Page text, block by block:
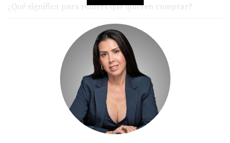
¿Qué significa para renters que quieren comprar?
Escasez de nuevas propiedades para venta: Muy
pocos condos/townhomes nuevos en toda Doral
para ownership.
Mercado de compradores favorable ahora:
Inventario alto en resale/condos existentes, días en
mercado ~86-104, precios negociables (baja leve
YoY ~2-3%).
Mediana de venta total ~$575k; condos/townhomes
$400k–$750k (muchas oportunidades).
Incentivos reales: Algunos vendedores cubren